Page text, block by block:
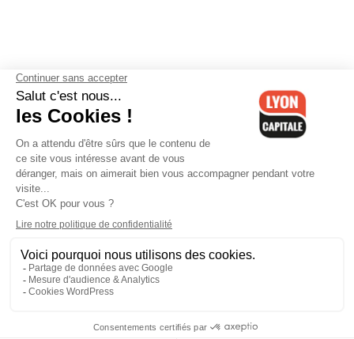
Contactez-nous-Mentions légales-CGV-Politique de
confidentialité-Gestion des cookies